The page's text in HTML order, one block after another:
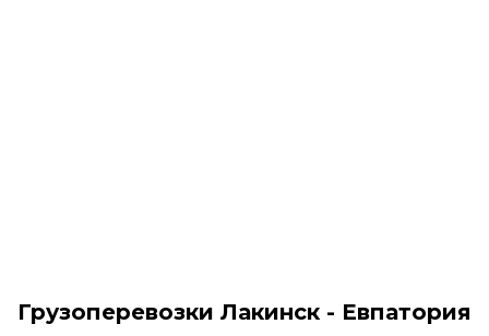
Грузоперевозки Лакинск - Евпатория